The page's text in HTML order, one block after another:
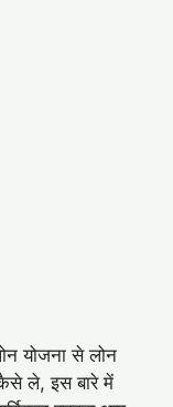
योजना से लोन
ले, इस बारे में